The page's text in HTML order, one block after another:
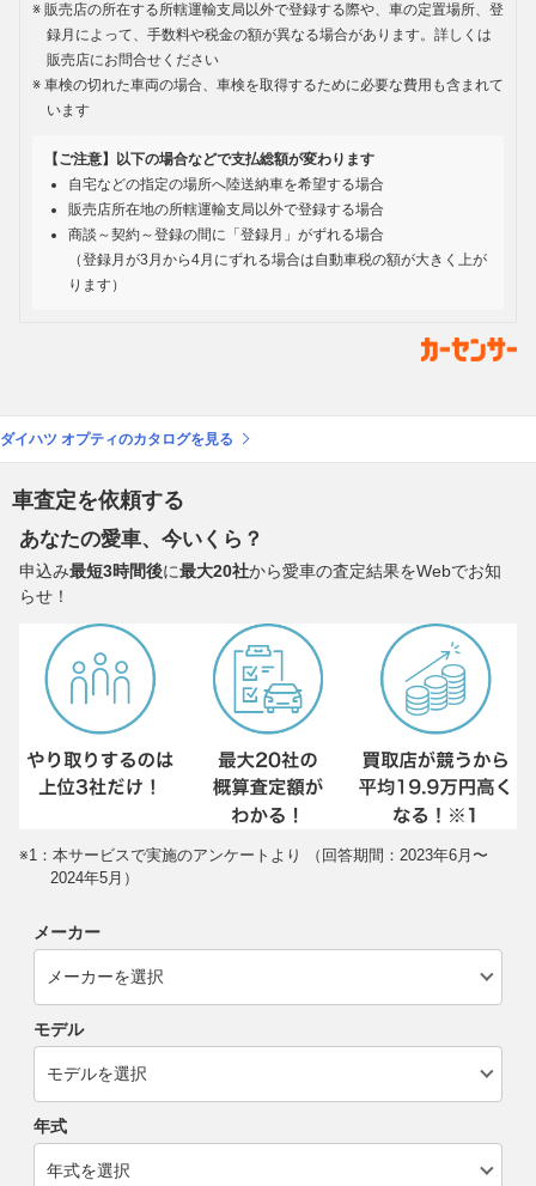
販売店の所在する所轄運輸支局以外で登録する際や、車の定置場所、登
録月によって、手数料や税金の額が異なる場合があります。詳しくは
販売店にお問合せください
車検の切れた車両の場合、車検を取得するために必要な費用も含まれて
います
【ご注意】以下の場合などで支払総額が変わります
自宅などの指定の場所へ陸送納車を希望する場合
販売店所在地の所轄運輸支局以外で登録する場合
商談～契約～登録の間に「登録月」がずれる場合
（登録月が3月から4月にずれる場合は自動車税の額が大きく上が
ります）
ダイハツ オプティのカタログを見る
車査定を依頼する
あなたの愛車、今いくら？
申込み最短3時間後に最大20社から愛車の査定結果をWebでお知
らせ！
※1：本サービスで実施のアンケートより （回答期間：2023年6月〜
2024年5月）
メーカー
モデル
年式